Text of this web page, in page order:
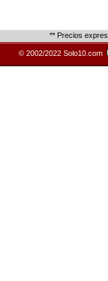
** Precios
© 2002/2022 Solo10.com